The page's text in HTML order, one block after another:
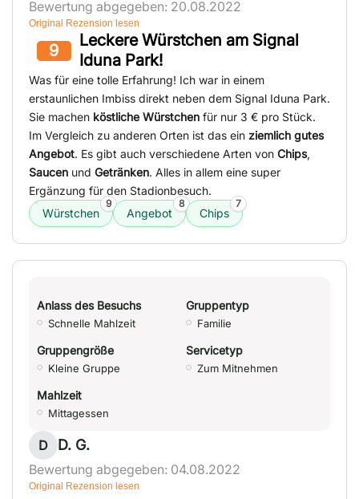
Bewertung abgegeben: 20.08.2022
Original Rezension lesen
9
Leckere Würstchen am Signal
Iduna Park!
Was für eine tolle Erfahrung! Ich war in einem
erstaunlichen Imbiss direkt neben dem Signal Iduna Park.
Sie machen köstliche Würstchen für nur 3 € pro Stück.
Im Vergleich zu anderen Orten ist das ein ziemlich gutes
Angebot. Es gibt auch verschiedene Arten von Chips,
Saucen und Getränken. Alles in allem eine super
Ergänzung für den Stadionbesuch.
Würstchen
9
Angebot
8
Chips
7
Anlass des Besuchs
Schnelle Mahlzeit
Gruppentyp
Familie
Gruppengröße
Kleine Gruppe
Servicetyp
Zum Mitnehmen
Mahlzeit
Mittagessen
D D. G.
Bewertung abgegeben: 04.08.2022
Original Rezension lesen